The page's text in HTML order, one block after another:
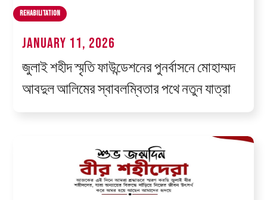
Rehabilitation
January 11, 2026
জুলাই শহীদ স্মৃতি ফাউন্ডেশনের পুনর্বাসনে মোহাম্মদ
আবদুল আলিমের স্বাবলম্বিতার পথে নতুন যাত্রা